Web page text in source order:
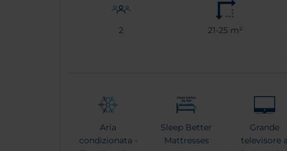
2 21-25 m²
Aria
condizionata -
Sleep Better
Mattresses
Grande
televisore a